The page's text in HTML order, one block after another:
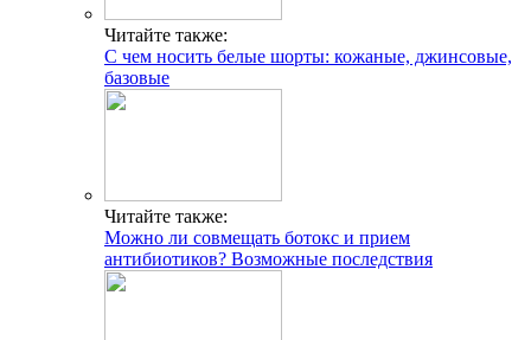
Читайте также:
С чем носить белые шорты: кожаные, джинсовые,
базовые
Читайте также:
Можно ли совмещать ботокс и прием
антибиотиков? Возможные последствия